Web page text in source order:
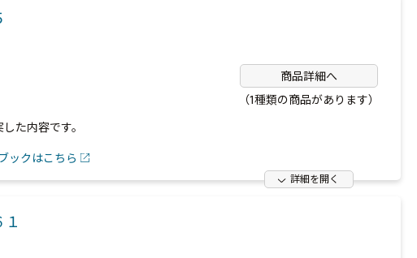
商品詳細へ
（1種類の商品があります）
た内容です。
ックはこちら
詳細を開く
１